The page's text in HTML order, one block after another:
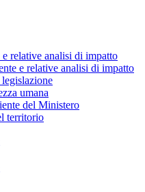
relative analisi di impatto
e relative analisi di impatto
umana
del Ministero
territorio